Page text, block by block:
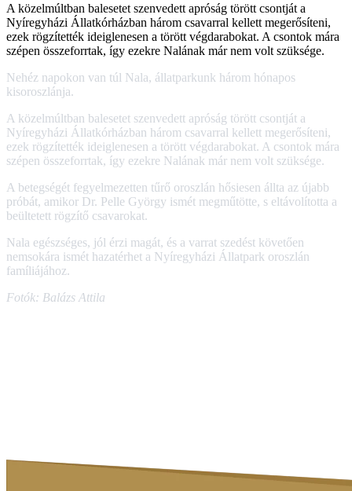
A közelmúltban balesetet szenvedett apróság törött csontját a
Nyíregyházi Állatkórházban három csavarral kellett megerősíteni,
ezek rögzítették ideiglenesen a törött végdarabokat. A csontok mára
szépen összeforrtak, így ezekre Nalának már nem volt szüksége.
Nehéz napokon van túl Nala, állatparkunk három hónapos
kisoroszlánja.
A közelmúltban balesetet szenvedett apróság törött csontját a
Nyíregyházi Állatkórházban három csavarral kellett megerősíteni,
ezek rögzítették ideiglenesen a törött végdarabokat. A csontok mára
szépen összeforrtak, így ezekre Nalának már nem volt szüksége.
A betegségét fegyelmezetten tűrő oroszlán hősiesen állta az újabb
próbát, amikor Dr. Pelle György ismét megműtötte, s eltávolította a
beültetett rögzítő csavarokat.
Nala egészséges, jól érzi magát, és a varrat szedést követően
nemsokára ismét hazatérhet a Nyíregyházi Állatpark oroszlán
famíliájához.
Fotók: Balázs Attila